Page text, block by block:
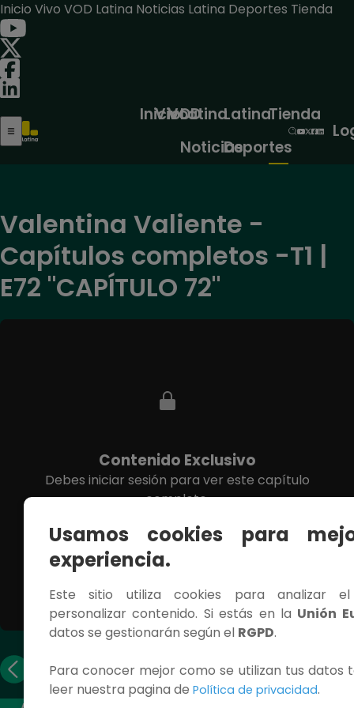
Inicio Vivo VOD Latina Noticias Latina Deportes Tienda
Inicio
Vivo
VOD
Latina
Noticias
Latina
Deportes
Tienda
Valentina Valiente -
Capítulos completos -T1 |
E72 "CAPÍTULO 72"
Contenido Exclusivo
Debes iniciar sesión para ver este capítulo
completo.
INICIAR SESIÓN
anterior
siguiente
Usamos cookies para
experiencia.
Este sitio utiliza cookies para analizar
personalizar contenido. Si estás en la Unión
datos se gestionarán según el RGPD.
Para conocer mejor como se utilizan tus datos
leer nuestra pagina de Política de privacidad.